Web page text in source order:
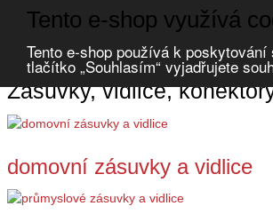
Tento e-shop využívá
Tento e-shop používá k
tlačítko „Souhlasím“ vyjadřujete
Přihlásit uživatele
Porovnat produkty 0
Úvod Zásuvky, vidlice, konektory ELEMAN
Zásuvky, vidlice,
domovní zásuvky a vidlice